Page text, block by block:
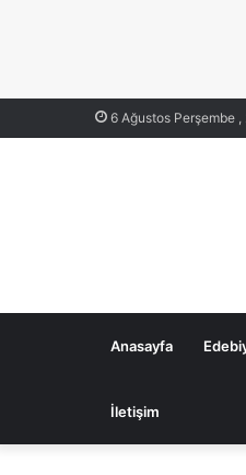
6 Ağustos Perşembe ,
Anasayfa
İletişim